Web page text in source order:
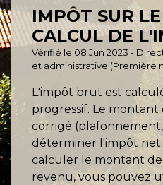
IMPÔT SUR
CALCUL DE
Vérifié le 08 Jun 2023 -
et administrative (Première
L'impôt brut est
progressif. Le
corrigé
déterminer l'impôt net
calculer le montant
revenu, vous pouvez